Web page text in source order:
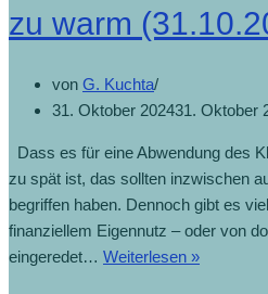
zu warm
von G. Kuchta
31. Oktober 202431. Oktober
Dass es für eine Abwendung des
zu spät ist, das sollten inzwischen
begriffen haben. Dennoch gibt es
finanziellem Eigennutz – oder von
eingeredet… Weiterlesen »